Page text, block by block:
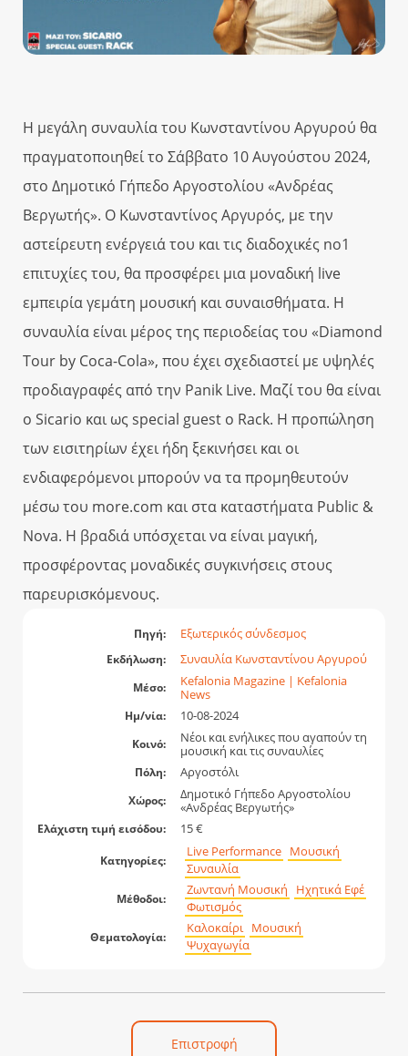
Η μεγάλη συναυλία του Κωνσταντίνου Αργυρού θα
πραγματοποιηθεί το Σάββατο 10 Αυγούστου 2024,
στο Δημοτικό Γήπεδο Αργοστολίου «Ανδρέας
Βεργωτής». Ο Κωνσταντίνος Αργυρός, με την
αστείρευτη ενέργειά του και τις διαδοχικές no1
επιτυχίες του, θα προσφέρει μια μοναδική live
εμπειρία γεμάτη μουσική και συναισθήματα. Η
συναυλία είναι μέρος της περιοδείας του «Diamond
Tour by Coca-Cola», που έχει σχεδιαστεί με υψηλές
προδιαγραφές από την Panik Live. Μαζί του θα είναι
ο Sicario και ως special guest ο Rack. Η προπώληση
των εισιτηρίων έχει ήδη ξεκινήσει και οι
ενδιαφερόμενοι μπορούν να τα προμηθευτούν
μέσω του more.com και στα καταστήματα Public &
Nova. Η βραδιά υπόσχεται να είναι μαγική,
προσφέροντας μοναδικές συγκινήσεις στους
παρευρισκόμενους.
Πηγή: Εξωτερικός σύνδεσμος
Εκδήλωση: Συναυλία Κωνσταντίνου Αργυρού
Μέσο:
Kefalonia Magazine | Kefalonia
News
Ημ/νία: 10-08-2024
Κοινό:
Νέοι και ενήλικες που αγαπούν τη
μουσική και τις συναυλίες
Πόλη: Αργοστόλι
Χώρος:
Δημοτικό Γήπεδο Αργοστολίου
«Ανδρέας Βεργωτής»
Ελάχιστη τιμή εισόδου: 15 €
Κατηγορίες:
Live Performance Μουσική
Συναυλία
Μέθοδοι:
Ζωντανή Μουσική
Ηχητικά Εφέ
Φωτισμός
Θεματολογία:
Καλοκαίρι Μουσική
Ψυχαγωγία
Επιστροφή